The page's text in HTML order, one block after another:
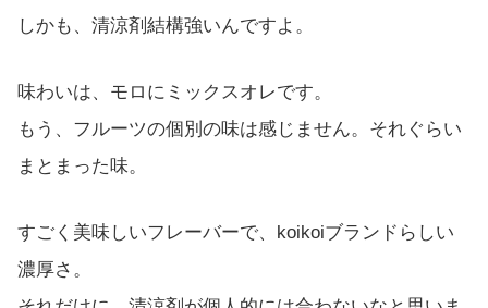
しかも、清涼剤結構強いんですよ。
味わいは、モロにミックスオレです。
もう、フルーツの個別の味は感じません。それぐらい
まとまった味。
すごく美味しいフレーバーで、koikoiブランドらしい
濃厚さ。